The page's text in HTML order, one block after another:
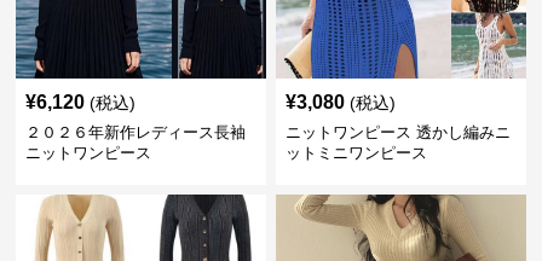
¥6,120 (税込)
２０２６年新作レディース長袖
ニットワンピース
¥3,080 (税込)
ニットワンピース 透かし編みニ
ットミニワンピース